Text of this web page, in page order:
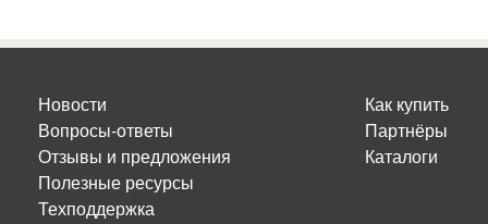
Новости
Вопросы-ответы
Отзывы и предложения
Полезные ресурсы
Техподдержка
Как купить
Партнёры
Каталоги